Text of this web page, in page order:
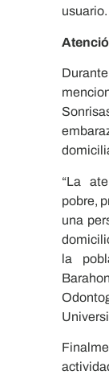
usuario.
“La
pobre,
una
la